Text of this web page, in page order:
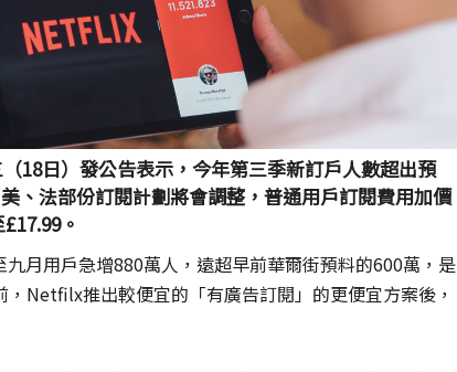
18日）發公告表示，今年第三季新訂戶人數超出預
、法部份訂閱計劃將會調整，普通用戶訂閱費用加價
。
月用戶急增880萬人，遠超早前華爾街預料的600萬，是
，Netfilx推出較便宜的「有廣告訂閱」的更便宜方案後，